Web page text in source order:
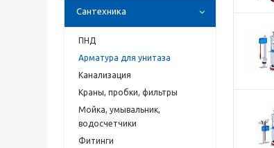
Сантехника
ПНД
Арматура для унитаза
Канализация
Краны, пробки, фильтры
Мойка, умывальник,
водосчетчики
Фитинги